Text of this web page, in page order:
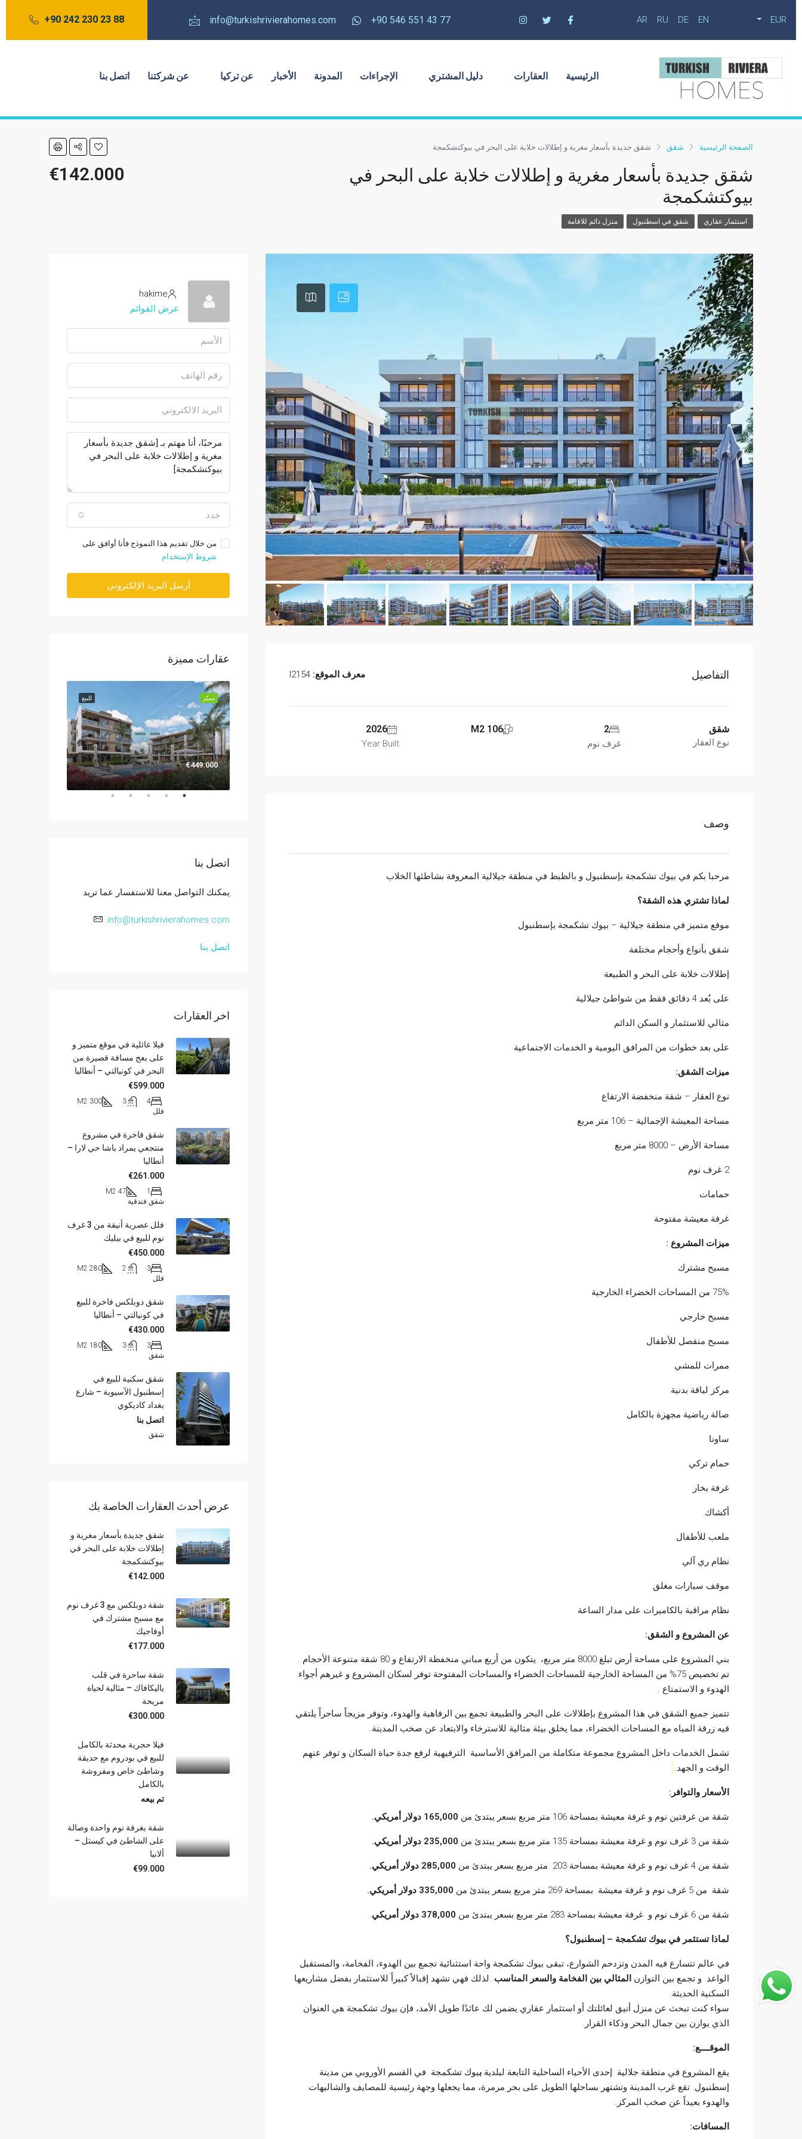
EUR
EN
DE
RU
AR
77 43 551 546 90+
info@turkishrivierahomes.com
88 23 230 242 90+
الرئيسية العقارات دليل المشتري الإجراءات المدونة الأخبار عن تركيا عن شركتنا اتصل بنا
الصفحة الرئيسية شقق شقق جديدة بأسعار مغرية و إطلالات خلابة على البحر في بيوكتشكمجة
شقق جديدة بأسعار مغرية و إطلالات خلابة على البحر في
بيوكتشكمجة
€142.000
استثمار عقاري شقق في اسطنبول منزل دائم للاقامة
التفاصيل معرف الموقع:
شقق
نوع العقار
2
غرف نوم
106 M2
2026
Year Built
وصف
مرحبا بكم في بيوك تشكمجة بإسطنبول و بالظبط في منطقة جيلالية المعروفة بشاطئها الخلاب
لماذا تشتري هذه الشقة؟
موقع متميز في منطقة جيلالية – بيوك تشكمجة بإسطنبول
شقق بأنواع وأحجام مختلفة
إطلالات خلابة على البحر و الطبيعة
على بُعد 4 دقائق فقط من شواطئ جيلالية
مثالي للاستثمار و السكن الدائم
على بعد خطوات من المرافق اليومية و الخدمات الاجتماعية
ميزات الشقق:
نوع العقار – شقة منخفضة الارتفاع
مساحة المعيشة الإجمالية – 106 متر مربع
مساحة الأرض – 8000 متر مربع
2 غرف نوم
حمامات
غرفة معيشة مفتوحة
ميزات المشروع :
مسبح مشترك
75% من المساحات الخضراء الخارجية
مسبح خارجي
مسبح منفصل للأطفال
ممرات للمشي
مركز لياقة بدنية
صالة رياضية مجهزة بالكامل
ساونا
حمام تركي
غرفة بخار
أكشاك
ملعب للأطفال
نظام ري آلي
موقف سيارات مغلق
نظام مراقبة بالكاميرات على مدار الساعة
عن المشروع و الشقق:
بني المشروع على مساحة أرض تبلغ 8000 متر مربع، يتكون من أربع مباني منخفظة الارتفاع و 80 شقة متنوعة الأحجام .
تم تخصيص 75% من المساحة الخارجية للمساحات الخضراء والمساحات المفتوحة توفر لسكان المشروع و غيرهم أجواء
الهدوء و الاستمتاع .
تتميز جميع الشقق في هذا المشروع بإطلالات على البحر والطبيعة تجمع بين الرفاهية والهدوء، وتوفر مزيجاً ساحراً يلتقي
فيه زرقة المياه مع المساحات الخضراء، مما يخلق بيئة مثالية للاسترخاء والابتعاد عن صخب المدينة.
تشمل الخدمات داخل المشروع مجموعة متكاملة من المرافق الأساسية الترفيهية لرفع جدة حياة السكان و توفر عنهم
الوقت و الجهد.
الأسعار والتوافر:
شقة من غرفتين نوم و غرفة معيشة بمساحة 106 متر مربع بسعر يبتدئ من 165,000 دولار أمريكي.
شقة من 3 غرف نوم و غرفة معيشة بمساحة 135 متر مربع بسعر يبتدئ من 235,000 دولار أمريكي.
شقة من 4 غرف نوم و غرفة معيشة بمساحة 203 متر مربع بسعر يبتدئ من 285,000 دولار أمريكي.
شقة من 5 غرف نوم و غرفة معيشة بمساحة 269 متر مربع بسعر يبتدئ من 335,000 دولار أمريكي.
شقة من 6 غرف نوم و غرفة معيشة بمساحة 283 متر مربع بسعر يبتدئ من 378,000 دولار أمريكي .
لماذا تستثمر في بيوك تشكمجة – إسطنبول؟
في عالم تتسارع فيه المدن وتزدحم الشوارع، تبقى بيوك تشكمجة واحة استثنائية تجمع بين الهدوء، الفخامة، والمستقبل
الواعد و تجمع بين التوازن المثالي بين الفخامة والسعر المناسب..لذلك فهي تشهد إقبالاً كبيراً للاستثمار بفضل مشاريعها
السكنية الحديثة.
سواء كنت تبحث عن منزل أنيق لعائلتك أو استثمار عقاري يضمن لك عائدًا طويل الأمد، فإن بيوك تشكمجة هي العنوان
الذي يوازن بين جمال البحر وذكاء القرار.
الموقــــع:
يقع المشروع في منطقة جلالية إحدى الأحياء الساحلية التابعة لبلدية بيوك تشكمجة في القسم الأوروبي من مدينة
إسطنبول. تقع غرب المدينة وتشتهر بساحلها الطويل على بحر مرمرة، مما يجعلها وجهة رئيسية للمصايف والشاليهات
والهدوء بعيداً عن صخب المركز.
المسافات:
hakime
عرض القوائم
حدد
من خلال تقديم هذا النموذج فأنا أوافق على
شروط الإستخدام
أرسل البريد الإلكتروني
عقارات مميزة
للبيع مميّز
€449.000
اتصل بنا
يمكنك التواصل معنا للاستفسار عما تريد
info@turkishrivierahomes.com
اتصل بنا
اخر العقارات
فيلا عائلية في موقع متميز و
على بعج مسافة قصيرة من
البحر في كونيالتي – أنطاليا
€599.000
4
3
300 M2
فلل
شقق فاخرة في مشروع
منتجعي يمراد باشا حي لارا –
أنطاليا
€261.000
1
47 M2
شقق فندقية
فلل عصرية أنيقة من 3 غرف
نوم للبيع في بيليك
€450.000
3
2
280 M2
فلل
شقق دوبلكس فاخرة للبيع
في كونيالتي – أنطاليا
€430.000
3
3
180 M2
شقق
شقق سكنية للبيع في
إسطنبول الآسيوية – شارع
بغداد كاديكوي
اتصل بنا
شقق
عرض أحدث العقارات الخاصة بك
شقق جديدة بأسعار مغرية و
إطلالات خلابة على البحر في
بيوكتشكمجة
€142.000
شقة دوبلكس مع 3 غرف نوم
مع مسبح مشترك في
أوفاجيك
€177.000
شقة ساحرة في قلب
ياليكافاك – مثالية لحياة
مريحة
€300.000
فيلا حجرية محدثة بالكامل
للبيع في بودروم مع حديقة
وشاطئ خاص ومفروشة
بالكامل
تم بيعه
شقة بغرفة نوم واحدة وصالة
على الشاطئ في كيستل –
ألانيا
€99.000